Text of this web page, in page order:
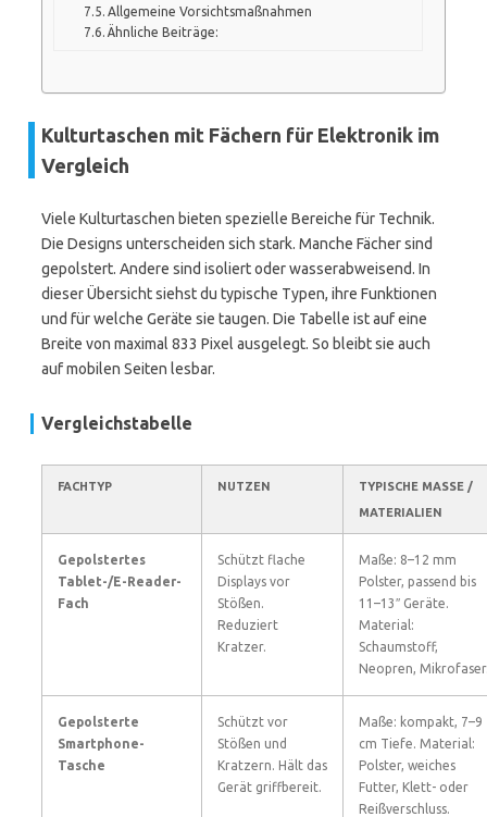
Allgemeine Vorsichtsmaßnahmen
Ähnliche Beiträge:
Kulturtaschen mit Fächern für Elektronik im
Vergleich
Viele Kulturtaschen bieten spezielle Bereiche für Technik.
Die Designs unterscheiden sich stark. Manche Fächer sind
gepolstert. Andere sind isoliert oder wasserabweisend. In
dieser Übersicht siehst du typische Typen, ihre Funktionen
und für welche Geräte sie taugen. Die Tabelle ist auf eine
Breite von maximal 833 Pixel ausgelegt. So bleibt sie auch
auf mobilen Seiten lesbar.
Vergleichstabelle
FACHTYP NUTZEN
TYPISCHE MASSE / M
ATERIALIEN
Gepolstertes
Tablet-/E-Reader-
Fach
Schützt flache
Displays vor
Stößen.
Reduziert
Kratzer.
Maße: 8–12 mm
Polster, passend bis
11–13″ Geräte.
Material:
Schaumstoff,
Neopren,
Gepolsterte
Smartphone-
Tasche
Schützt vor
Stößen und
Kratzern. Hält das
Gerät griffbereit.
Maße: kompakt, 7–9
cm Tiefe. Material:
Polster, weiches
Futter, Klett- oder
Reißverschluss.